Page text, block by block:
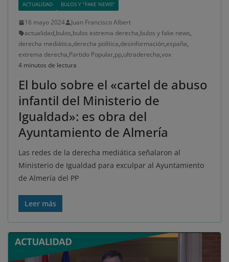
ACTUALIDAD BULOS Y "FAKE NEWS"
16 mayo 2024
Juan Francisco Albert
actualidad,bulos,bulos extrema derecha,bulos y fake news,
derecha mediática,derecha política,desinformación,españa,
extrema derecha,Partido Popular,pp,ultraderecha,vox
4 minutos de lectura
El bulo sobre el «cartel de abuso
infantil del Ministerio de
Igualdad»: es obra del
Ayuntamiento de Almería
Las redes de la derecha mediática señalaron al
Ministerio de Igualdad para exculpar al Ayuntamiento
de Almería del PP
Leer más